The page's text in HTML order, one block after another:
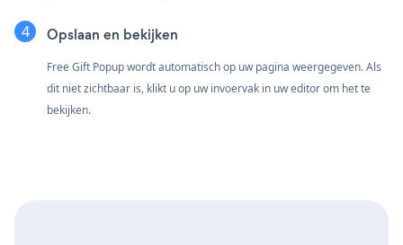
Opslaan en bekijken
Free Gift Popup wordt automatisch op uw pagina weergegeven. Als
dit niet zichtbaar is, klikt u op uw invoervak in uw editor om het te
bekijken.